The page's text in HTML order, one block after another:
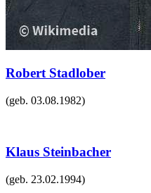
Robert Stadlober
(geb. 03.08.1982)
Klaus Steinbacher
(geb. 23.02.1994)